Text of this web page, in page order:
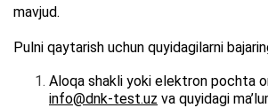
mavjud.
Pulni qaytarish uchun quyidagilarni
Aloqa shakli yoki elektron pochta
info@dnk-test.uz va quyidagi